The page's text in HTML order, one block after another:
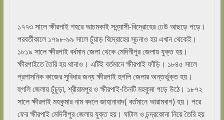
১৭৭৩ সালে ক্ষীরপাই শহরে আচমকাই সন্ন্যাসী-বিদ্রোহের ঢেউ আছড়ে পড়ে।
পরবর্তীকালে ১৭৯৮-৯৯ সালে চুঁয়াড় বিদ্রোহের সূচনাও হয় এখান থেকেই।
১৮১৯ সালে ক্ষীরপাই বর্ধমান জেলা থেকে মেদিনীপুর জেলায় যুক্ত হয়।
ক্ষীরপাইতে তৈরি হয় থানাও। এটিই বর্তমানে ক্ষীরপাই ফাঁড়ি। ১৮৪৫ সালে
প্রশাসনিক কাজের সুবিধার জন্য ক্ষীরপাই হুগলি জেলার অন্তর্ভুক্ত হয়।
হুগলি জেলায় চুঁচুড়া, শ্রীরামপুর ও ক্ষীরপাই-তিনটি মহকুমা গড়ে উঠে। ১৮৭২
সালে ক্ষীরপাই মহকুমার নাম বদলে জাহানাবাদ( বর্তমানে আরামবাগ) হয়। পরে
ফের ক্ষীরপাই মেদিনীপুর জেলায় যুক্ত হয়। ঘাটাল ও চন্দ্রকোনা নিয়ে তৈরি হয়